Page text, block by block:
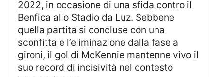
2022, in occasione di una sfida contro il
Benfica allo Stadio da Luz. Sebbene
quella partita si concluse con una
sconfitta e l’eliminazione dalla fase a
gironi, il gol di McKennie mantenne vivo il
suo record di incisività nel contesto